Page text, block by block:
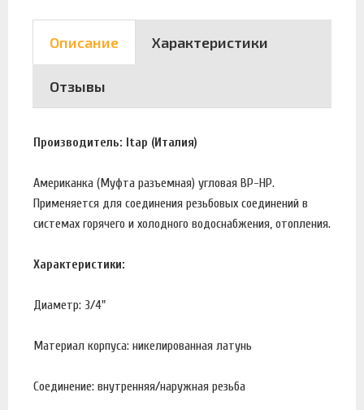
Описание Характеристики
Отзывы
Производитель: Itap (Италия)
Американка (Муфта разъемная) угловая ВР-НР.
Применяется для соединения резьбовых соединений в
системах горячего и холодного водоснабжения, отопления.
Характеристики:
Диаметр: 3/4"
Материал корпуса: никелированная латунь
Соединение: внутренняя/наружная резьба